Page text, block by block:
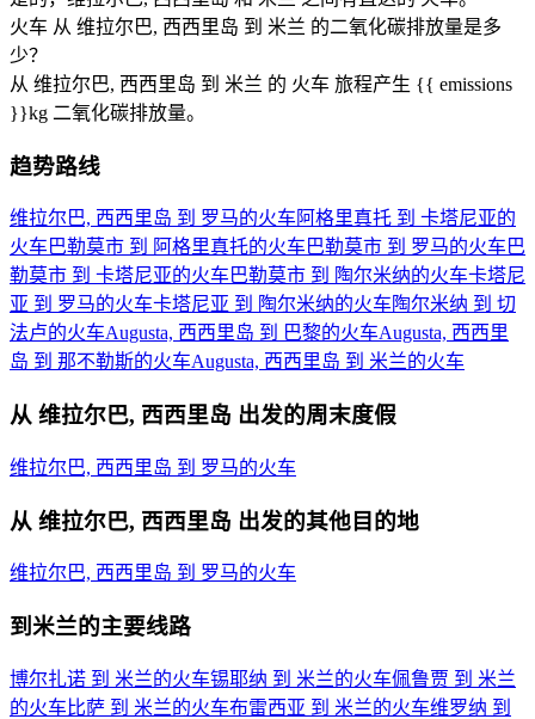
火车 从 维拉尔巴, 西西里岛 到 米兰 的二氧化碳排放量是多
少？
从 维拉尔巴, 西西里岛 到 米兰 的 火车 旅程产生 {{ emissions
}}kg 二氧化碳排放量。
趋势路线
维拉尔巴, 西西里岛 到 罗马的火车 阿格里真托 到 卡塔尼亚的
火车巴勒莫市 到 阿格里真托的火车巴勒莫市 到 罗马的火车巴
勒莫市 到 卡塔尼亚的火车巴勒莫市 到 陶尔米纳的火车卡塔尼
亚 到 罗马的火车卡塔尼亚 到 陶尔米纳的火车陶尔米纳 到 切
法卢的火车Augusta, 西西里岛 到 巴黎的火车Augusta, 西西里
岛 到 那不勒斯的火车Augusta, 西西里岛 到 米兰的火车
从 维拉尔巴, 西西里岛 出发的周末度假
维拉尔巴, 西西里岛 到 罗马的火车
从 维拉尔巴, 西西里岛 出发的其他目的地
维拉尔巴, 西西里岛 到 罗马的火车
到米兰的主要线路
博尔扎诺 到 米兰的火车锡耶纳 到 米兰的火车佩鲁贾 到 米兰
的火车 比萨 到 米兰的火车布雷西亚 到 米兰的火车维罗纳 到